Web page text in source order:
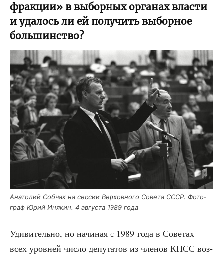
фракции» в выборных органах власти
и удалось ли ей получить выборное
большинство?
Ана­то­лий Соб­чак на сес­сии Вер­хов­но­го Сове­та СССР. Фото­
граф Юрий Иня­кин. 4 авгу­ста 1989 года
Уди­ви­тель­но, но начи­ная с 1989 года в Сове­тах
всех уров­ней чис­ло депу­та­тов из чле­нов КПСС воз­